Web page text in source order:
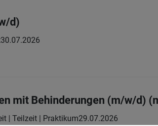
d)
30.07.2026
mit Behinderungen (m/w/d)
| Teilzeit | Praktikum29.07.2026